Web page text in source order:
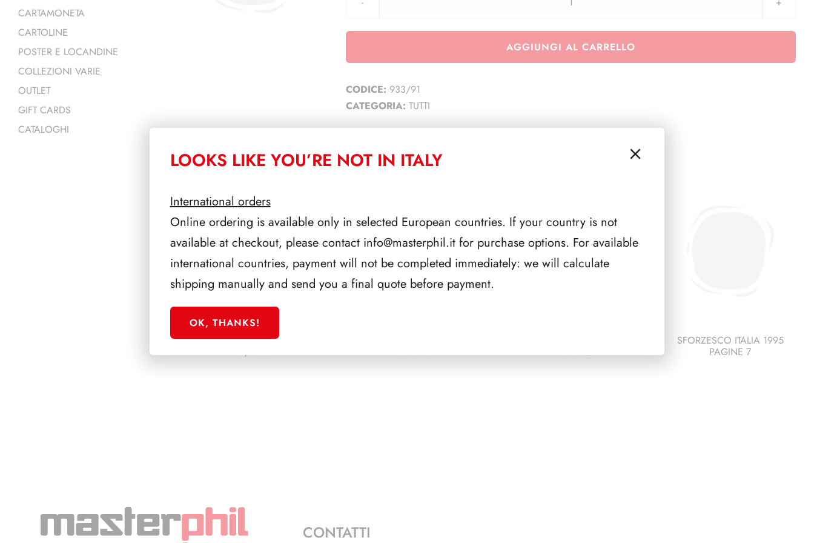
Lussemburgo
quantità
AGGIUNGI AL CARRELLO
CODICE: 933/91
CATEGORIA: TUTTI
PRODOTTI CORRELATI
PRESIDENZA EINAUDI
1948/1955
PAGINE 6
PAGINE 3
SFORZESCO ITALIA 1995
PAGINE 7
CARTAMONETA
CARTOLINE
POSTER E LOCANDINE
COLLEZIONI VARIE
OUTLET
GIFT CARDS
CATALOGHI
CONTATTI
LOOKS LIKE YOU’RE NOT IN ITALY
International orders
Online ordering is available only in selected European countries. If your country is not
available at checkout, please contact info@masterphil.itfor purchase options. For available
international countries, payment will not be completed immediately: we will calculate
shipping manually and send you a final quote before payment.
OK, THANKS!